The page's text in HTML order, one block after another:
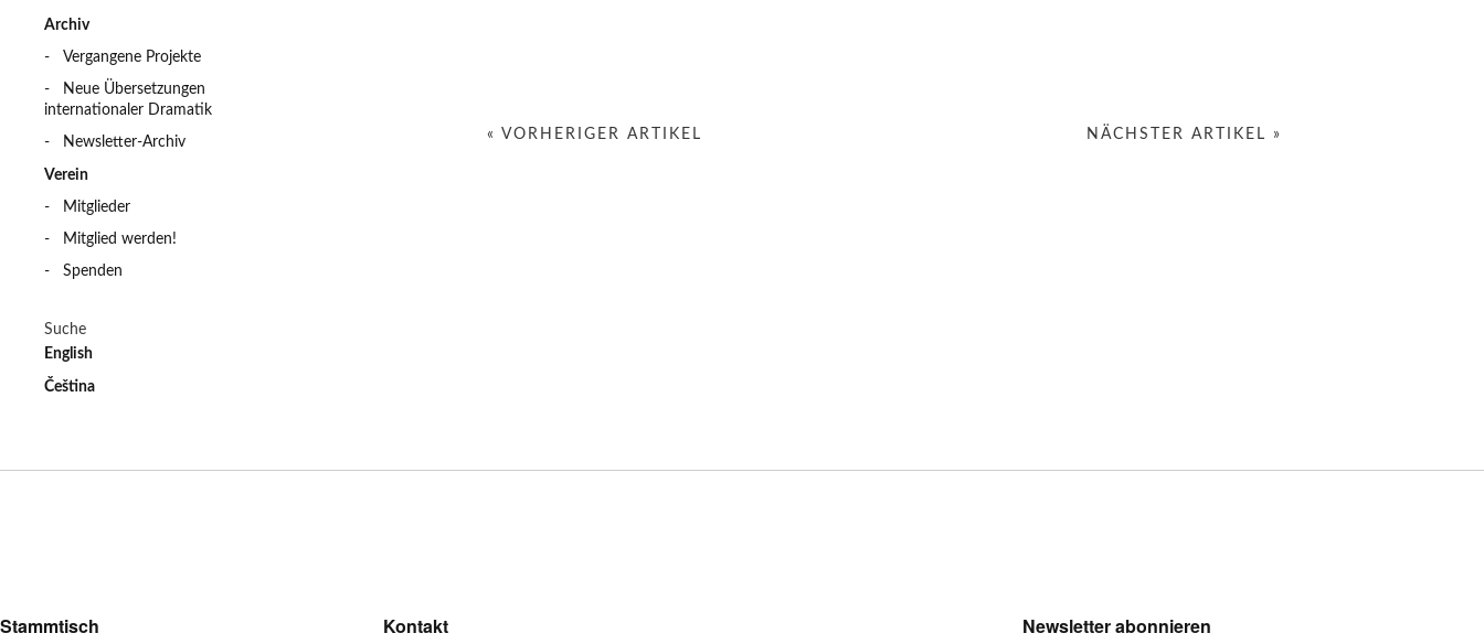
Archiv
Vergangene Projekte
Neue Übersetzungen
internationaler Dramatik
Newsletter-Archiv
Verein
Mitglieder
Mitglied werden!
Spenden
Suche
English
Čeština
NÄCHSTER ARTIKEL »
« VORHERIGER ARTIKEL
Stammtisch Kontakt Newsletter abonnieren